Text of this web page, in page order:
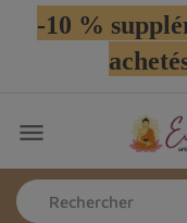
-10 %
